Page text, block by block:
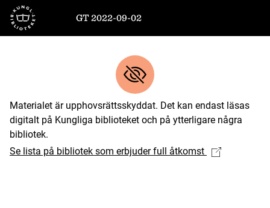
Till startsidan
GT 2022-09-02
Materialet är upphovsrättsskyddat. Det kan endast läsas
digitalt på Kungliga biblioteket och på ytterligare några
bibliotek.
Se lista på bibliotek som erbjuder full åtkomst